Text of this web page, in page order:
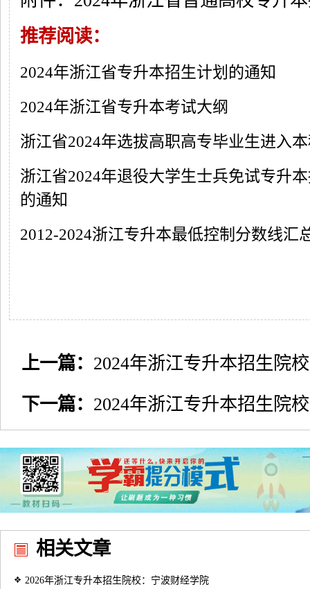
推荐阅读：
2024年浙江省专升本招生计划的通知
2024年浙江省专升本考试大纲
浙江省2024年选拔高职高专毕业生进入
浙江省2024年退役大学生士兵免试专升
的通知
2012-2024浙江专升本最低控制分数线汇
上一篇： 2024年浙江专升本招生院
下一篇： 2024年浙江专升本招生院
相关文章
2026年浙江专升本招生院校：宁波财经学院